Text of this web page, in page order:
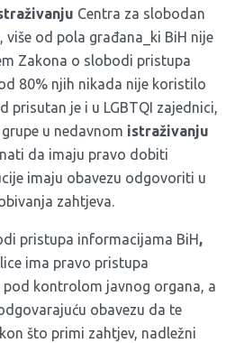
Centra za slobodan
od pola građana_ki BiH nije
Zakona o slobodi pristupa
80% njih nikada nije koristilo
prisutan je i u LGBTQI zajednici,
u nedavnom istraživanju
da imaju pravo dobiti
imaju obavezu odgovoriti u
zahtjeva.
pristupa informacijama BiH,
ima pravo pristupa
kontrolom javnog organa, a
obavezu da te
što primi zahtjev, nadležni